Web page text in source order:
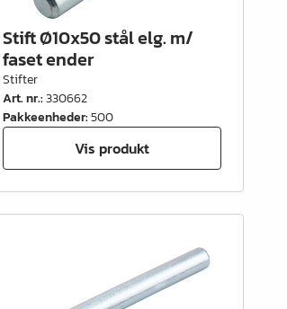
Stift Ø10x50 stål elg. m/
faset ender
Stifter
Art. nr.:330662
Pakkeenheder:500
Vis produkt